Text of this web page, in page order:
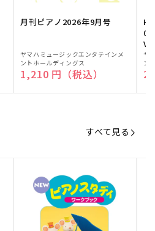
月刊ピアノ2026年9月号
販
売
元:
ヤマハミュージックエンタテインメ
ントホールディングス
通常価格
1,210 円（税込）
販
売
元:
ヤ
ン
すべて見る